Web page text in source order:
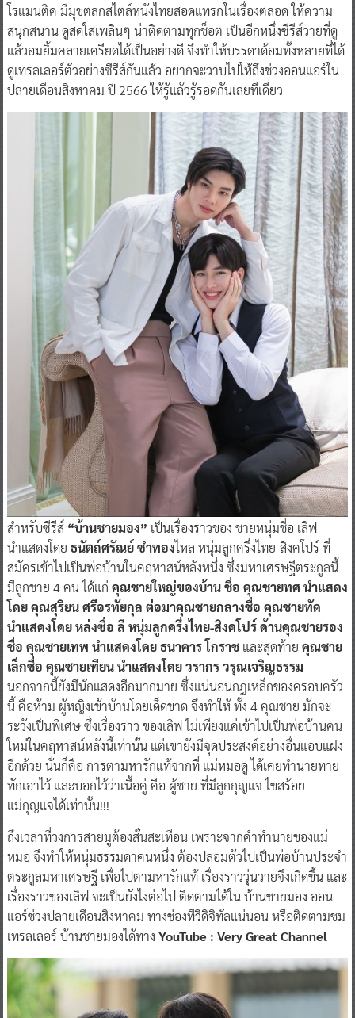
โรแมนติค มีมุขตลกสไตล์หนังไทยสอดแทรกในเรื่องตลอด ให้ความ
สนุกสนาน ดูสดใสเพลินๆ น่าติดตามทุกช็อต เป็นอีกหนึ่งซีรีส์วายที่ดู
แล้วอมยิ้มคลายเครียดได้เป็นอย่างดี จึงทำให้บรรดาด้อมทั้งหลายที่ได้
ดูเทรลเลอร์ตัวอย่างซีรีส์กันแล้ว อยากจะวาบไปให้ถึงช่วงออนแอร์ใน
ปลายเดือนสิงหาคม ปี 2566 ให้รู้แล้วรู้รอดกันเลยทีเดียว
สำหรับซีรีส์ “บ้านชายมอง” เป็นเรื่องราวของ ชายหนุ่มชื่อ เลิฟ
นำแสดงโดย ธนัตถ์ศรัณย์ ซำทองไหล หนุ่มลูกครึ่งไทย-สิงคโปร์ ที่
สมัครเข้าไปเป็นพ่อบ้านในคฤหาสน์หลังหนึ่ง ซึ่งมหาเศรษฐีตระกูลนี้
มีลูกชาย 4 คน ได้แก่ คุณชายใหญ่ของบ้าน ชื่อ คุณชายทศ นำแสดง
โดย คุณสุริยน ศรีอรทัยกุล ต่อมาคุณชายกลางชื่อ คุณชายทัด
นำแสดงโดย หล่งซื่อ ลี หนุ่มลูกครึ่งไทย-สิงคโปร์ ด้านคุณชายรอง
ชื่อ คุณชายเทพ นำแสดงโดย ธนาคาร โกราชและสุดท้าย คุณชาย
เล็กชื่อ คุณชายเทียน นำแสดงโดย วรากร วรุณเจริญธรรม
นอกจากนี้ยังมีนักแสดงอีกมากมาย ซึ่งแน่นอนกฎเหล็กของครอบครัว
นี้ คือห้าม ผู้หญิงเข้าบ้านโดยเด็ดขาด จึงทำให้ ทั้ง 4 คุณชาย มักจะ
ระวังเป็นพิเศษ ซึ่งเรื่องราว ของเลิฟ ไม่เพียงแค่เข้าไปเป็นพ่อบ้านคน
ใหม่ในคฤหาสน์หลังนี้เท่านั้น แต่เขายังมีจุดประสงค์อย่างอื่นแอบแฝง
อีกด้วย นั่นก็คือ การตามหารักแท้จากที่ แม่หมอดู ได้เคยทำนายทาย
ทักเอาไว้ และบอกไว้ว่าเนื้อคู่ คือ ผู้ชาย ที่มีลูกกุญแจ ไขสร้อย
แม่กุญแจได้เท่านั้น!!!
ถึงเวลาที่วงการสายมูต้องสั่นสะเทือน เพราะจากคำทำนายของแม่
หมอ จึงทำให้หนุ่มธรรมดาคนหนึ่ง ต้องปลอมตัวไปเป็นพ่อบ้านประจำ
ตระกูลมหาเศรษฐี เพื่อไปตามหารักแท้ เรื่องราววุ่นวายจึงเกิดขึ้น และ
เรื่องราวของเลิฟ จะเป็นยังไงต่อไป ติดตามได้ใน บ้านชายมอง ออน
แอร์ช่วงปลายเดือนสิงหาคม ทางช่องทีวีดิจิทัลแน่นอน หรือติดตามชม
เทรลเลอร์ บ้านชายมองได้ทาง YouTube : Very Great Channel